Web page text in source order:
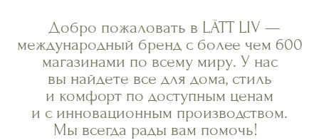
Добро пожаловать в LÄTT LIV —
международный бренд с более чем 600
магазинами по всему миру. У нас
вы найдете все для дома, стиль
и комфорт по доступным ценам
и с инновационным производством.
Мы всегда рады вам помочь!